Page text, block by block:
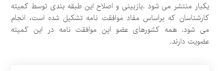
یکبار منتشر می شود .بازبینی و اصلاح این طبقه بندی توسط کمیته
کارشناسان که براساس مفاد موافقت نامه تشکیل شده است، انجام
می شود. همه کشورهای عضو این موافقت نامه در این کمیته
عضویت دارند.